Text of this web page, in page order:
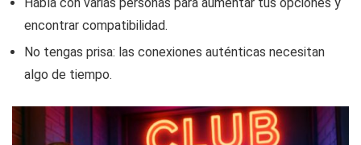
Habla con varias personas para aumentar tus opciones y
encontrar compatibilidad.
No tengas prisa: las conexiones auténticas necesitan
algo de tiempo.